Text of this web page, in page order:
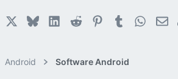
Facebook BlueskyLinkedIn
Reddit PinterestTumblr
Android Software Android